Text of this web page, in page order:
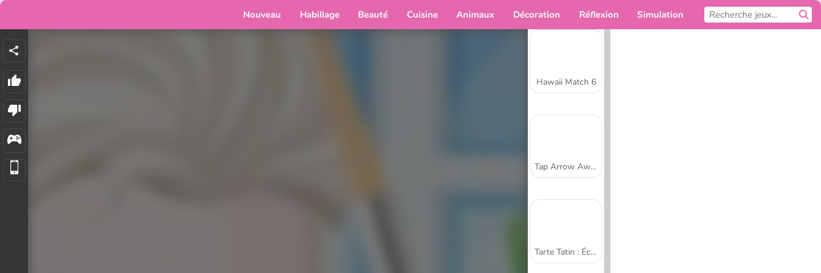
Nouveau Habillage Beauté Cuisine Animaux Décoration Réflexion Simulation
Hawaii Match 6
Tap Arrow Away
Tarte Tatin : École de cuisine de Sara